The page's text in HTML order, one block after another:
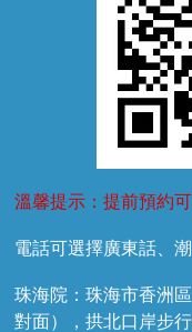
溫馨提示：提前預約
電話可選擇廣東話、
珠海院：珠海市香洲
對面），拱北口岸步